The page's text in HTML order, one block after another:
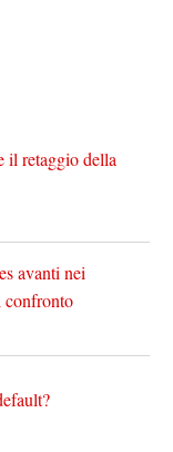
il retaggio della
avanti nei
confronto